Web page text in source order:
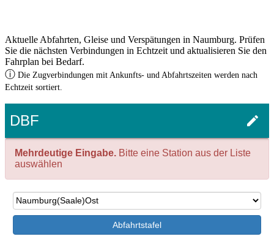
Aktuelle Abfahrten, Gleise und Verspätungen in Naumburg. Prüfen
Sie die nächsten Verbindungen in Echtzeit und aktualisieren Sie den
Fahrplan bei Bedarf.
ⓘ Die Zugverbindungen mit Ankunfts- und Abfahrtszeiten werden nach
Echtzeit sortiert.